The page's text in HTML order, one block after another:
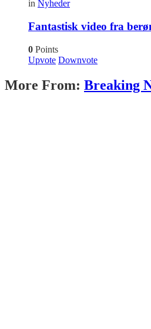
in Nyheder
Fantastisk video fra
0 Points
Upvote Downvote
More From: Breaking